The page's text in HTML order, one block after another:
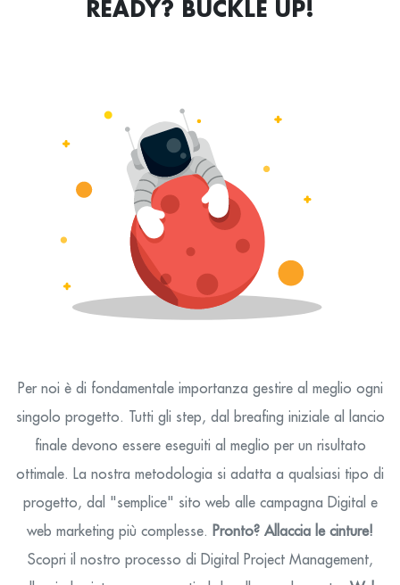
READY? BUCKLE UP!
Per noi è di fondamentale importanza gestire al meglio ogni
singolo progetto. Tutti gli step, dal breafing iniziale al lancio
finale devono essere eseguiti al meglio per un risultato
ottimale. La nostra metodologia si adatta a qualsiasi tipo di
progetto, dal "semplice" sito web alle campagna Digital e
web marketing più complesse. Pronto? Allaccia le cinture!
Scopri il nostro processo di Digital Project Management,